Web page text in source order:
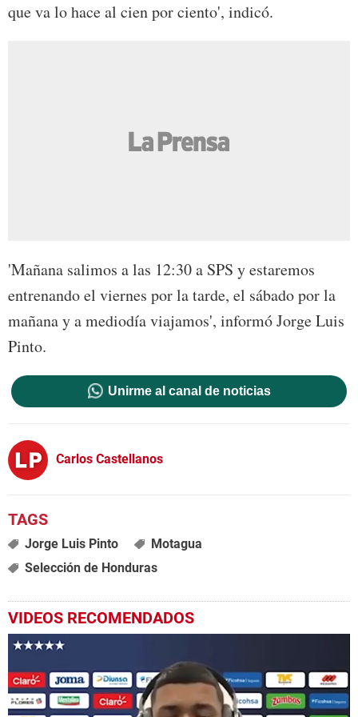
que va lo hace al cien por ciento', indicó.
'Mañana salimos a las 12:30 a SPS y estaremos
entrenando el viernes por la tarde, el sábado por la
mañana y a mediodía viajamos', informó Jorge Luis
Pinto.
Unirme al canal de noticias
Carlos Castellanos
Jorge Luis Pinto
Motagua
Selección de Honduras
VIDEOS RECOMENDADOS